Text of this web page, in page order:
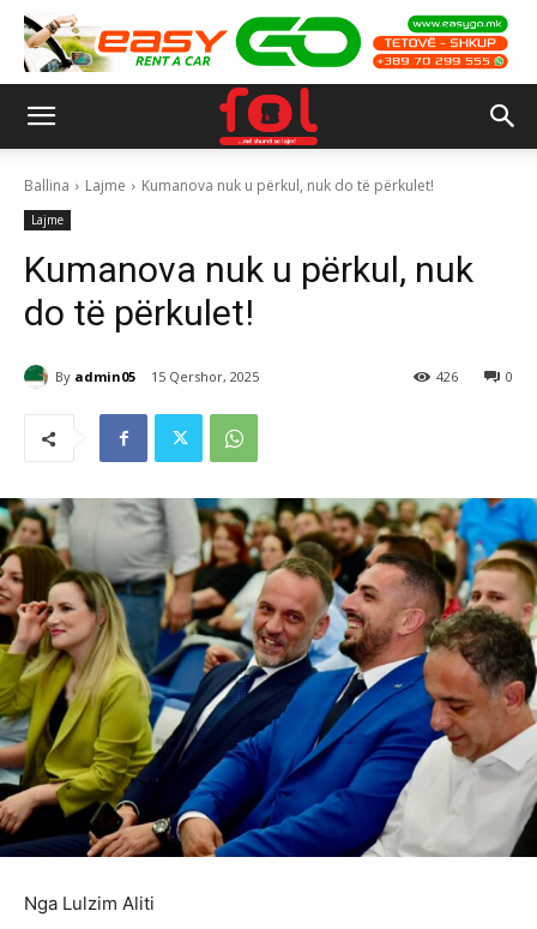
Ballina Lajme Kumanova nuk u përkul, nuk do të përkulet!
Lajme
Kumanova nuk u përkul, nuk
do të përkulet!
By admin05 15 Qershor, 2025 0
426
Nga Lulzim Aliti